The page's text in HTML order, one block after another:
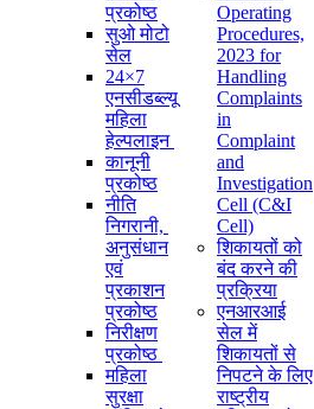
प्रकोष्ठ
सुओ मोटो
सेल
24×7
एनसीडब्ल्यू
महिला
हेल्पलाइन
कानूनी
प्रकोष्ठ
नीति
निगरानी, ​​
अनुसंधान
एवं
प्रकाशन
प्रकोष्ठ
निरीक्षण
प्रकोष्ठ
महिला
सुरक्षा
Operating
Procedures,
2023 for
Handling
Complaints
in
Complaint
and
Investigation
Cell (C&I
Cell)
शिकायतों को
बंद करने की
प्रक्रिया
एनआरआई
सेल में
शिकायतों से
निपटने के लिए
राष्ट्रीय